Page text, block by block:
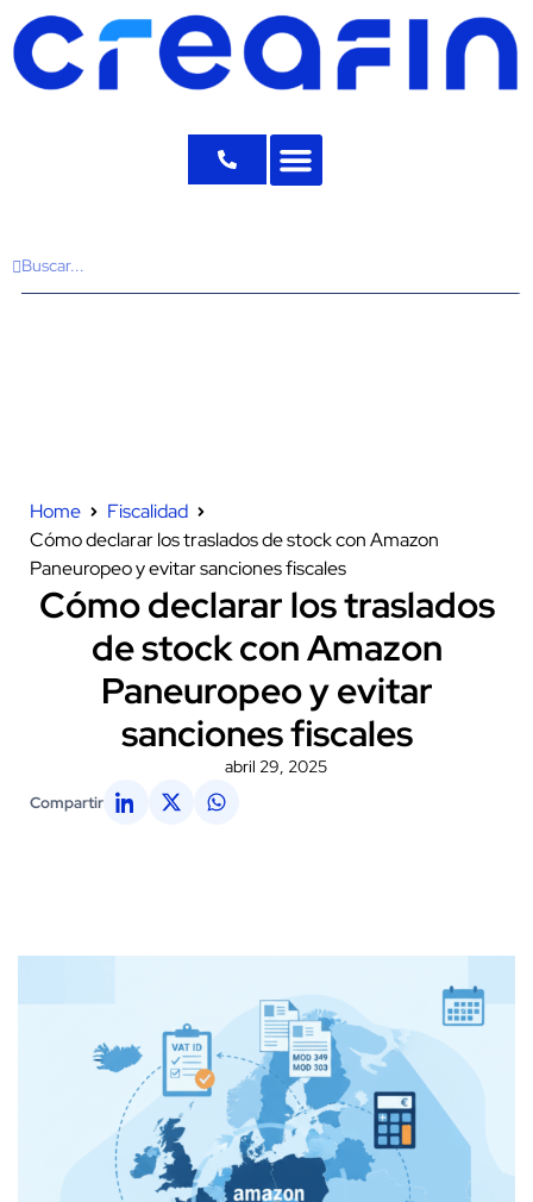
Home
Fiscalidad
Cómo declarar los traslados de stock con Amazon
Paneuropeo y evitar sanciones fiscales
Cómo declarar los traslados
de stock con Amazon
Paneuropeo y evitar
sanciones fiscales
abril 29, 2025
Compartir